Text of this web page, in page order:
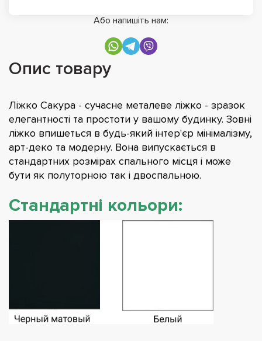
Або напишіть нам:
Опис товару
Ліжко Сакура - сучасне металеве ліжко - зразок
елегантності та простоти у вашому будинку. Зовні
ліжко впишеться в будь-який інтер'єр мінімалізму,
арт-деко та модерну. Вона випускається в
стандартних розмірах спального місця і може
бути як полуторною так і двоспальною.
Стандартні кольори: